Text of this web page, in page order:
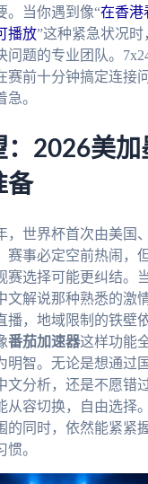
。当你遇到像“在香港
播放”这种紧急状况
问题的专业团队。
赛前十分钟搞定连接
。
：2026美加
备
，世界杯首次由美国
赛事必定空前热闹，
赛选择可能更纠结。
文解说那种熟悉的激
播，地域限制的铁壁
番茄加速器这样功能
明智。无论是想通过
文分析，还是不愿错
从容切换，自由选择
的同时，依然能紧紧
。